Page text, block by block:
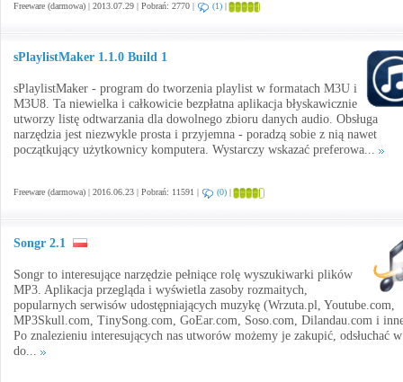
Freeware (darmowa) | 2013.07.29 | Pobrań: 2770 | (1) |
sPlaylistMaker 1.1.0 Build 1
sPlaylistMaker - program do tworzenia playlist w formatach M3U i
M3U8. Ta niewielka i całkowicie bezpłatna aplikacja błyskawicznie
utworzy listę odtwarzania dla dowolnego zbioru danych audio. Obsługa
narzędzia jest niezwykle prosta i przyjemna - poradzą sobie z nią nawet
początkujący użytkownicy komputera. Wystarczy wskazać preferowa...
Freeware (darmowa) | 2016.06.23 | Pobrań: 11591 | (0) |
Songr 2.1
Songr to interesujące narzędzie pełniące rolę wyszukiwarki plików
MP3. Aplikacja przegląda i wyświetla zasoby rozmaitych,
popularnych serwisów udostępniających muzykę (Wrzuta.pl, Youtube.com,
MP3Skull.com, TinySong.com, GoEar.com, Soso.com, Dilandau.com i
Po znalezieniu interesujących nas utworów możemy je zakupić, odsłuchać w
do...